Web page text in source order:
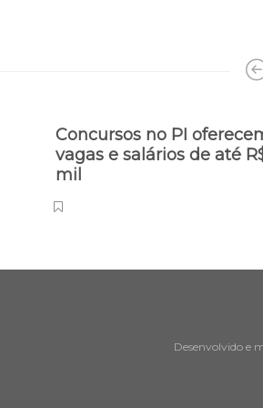
Concursos no PI
vagas e salários de até
mil
Desenvolvido e